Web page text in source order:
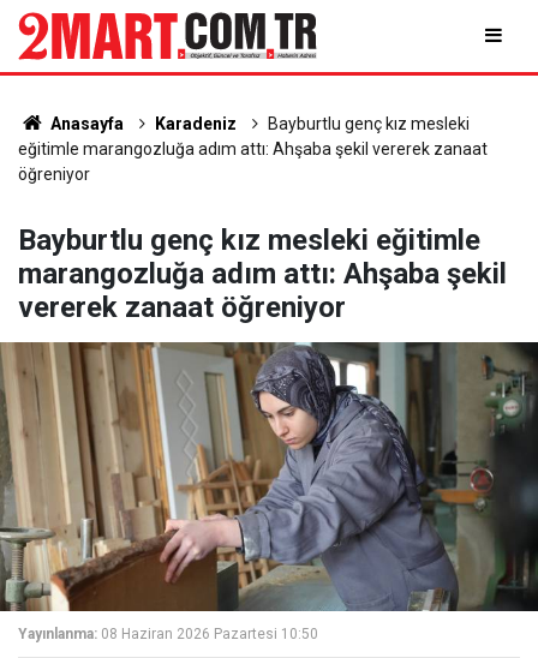
Anasayfa Karadeniz
Bayburtlu genç kız mesleki
eğitimle marangozluğa adım attı: Ahşaba şekil vererek zanaat
öğreniyor
Bayburtlu genç kız mesleki eğitimle
marangozluğa adım attı: Ahşaba şekil
vererek zanaat öğreniyor
Yayınlanma: 08 Haziran 2026 Pazartesi 10:50